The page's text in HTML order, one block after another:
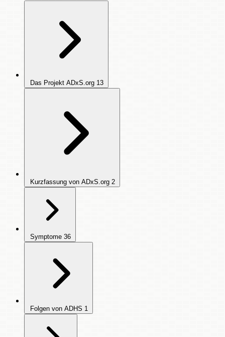
Das Projekt ADxS.org 13
Kurzfassung von ADxS.org 2
Symptome 36
Folgen von ADHS 1